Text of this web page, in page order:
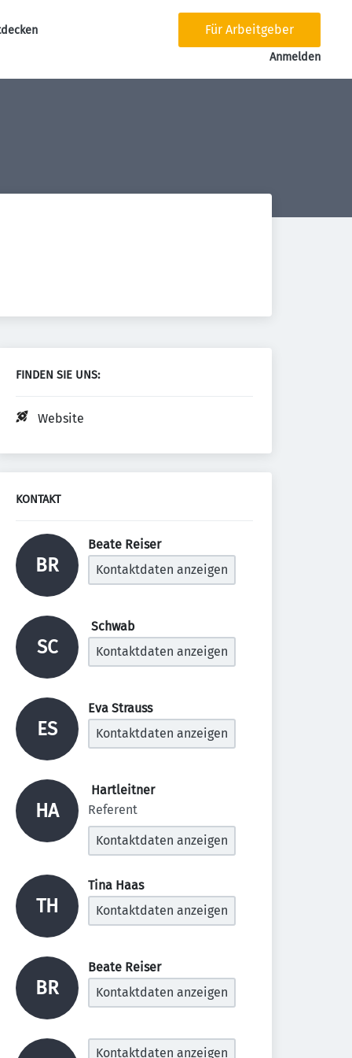
Für Arbeitgeber
Anmelden
FINDEN SIE UNS:
Website
KONTAKT
BR
Beate Reiser
Kontaktdaten anzeigen
SC
Schwab
Kontaktdaten anzeigen
ES
Eva Strauss
Kontaktdaten anzeigen
HA
Hartleitner
Referent
Kontaktdaten anzeigen
TH
Tina Haas
Kontaktdaten anzeigen
BR
Beate Reiser
Kontaktdaten anzeigen
Kontaktdaten anzeigen